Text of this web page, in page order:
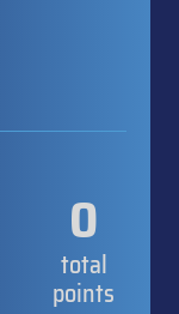
0
total
points